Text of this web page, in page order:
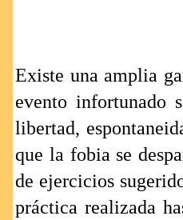
Existe una amplia
evento infortunado
libertad,
que la fobia se
de ejercicios
práctica realizada